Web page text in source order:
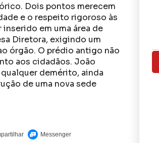
Dois pontos merecem
e o respeito rigoroso às
em uma área de
Diretora, exigindo um
órgão. O prédio antigo não
aos cidadãos. João
demérito, ainda
de uma nova sede